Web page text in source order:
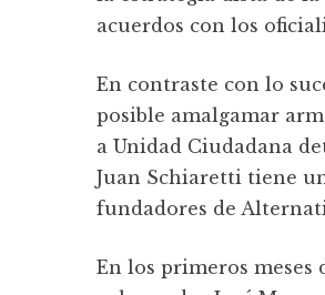
acuerdos con los
En contraste con lo
posible amalgamar
a Unidad Ciudadana
Juan Schiaretti tiene
fundadores de
En los primeros